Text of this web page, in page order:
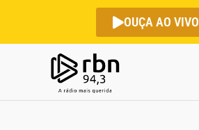
OUÇA AO VIVO